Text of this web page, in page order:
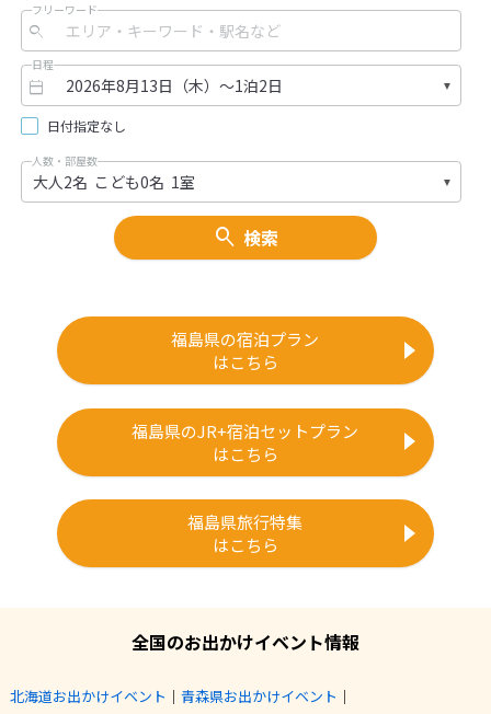
フリーワード
日程
日付指定なし
人数・部屋数
検索
福島県の宿泊プラン
はこちら
福島県のJR+宿泊セットプラン
はこちら
福島県旅行特集
はこちら
全国のお出かけイベント情報
北海道お出かけイベント ｜ 青森県お出かけイベント ｜